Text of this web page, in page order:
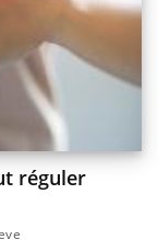
réguler